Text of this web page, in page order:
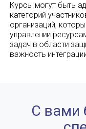
Курсы могут быть
категорий
организаций,
управлении
задач в области
важность
С вами